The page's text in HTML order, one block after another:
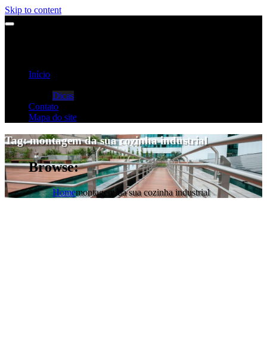
Skip to content
Início
Dicas
Contato
Mapa do site
Tag:montagem da sua cozinha industrial
Browse:
Homemontagem da sua cozinha industrial